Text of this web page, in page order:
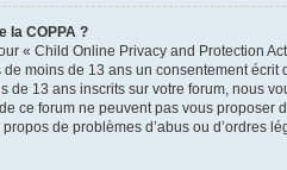
la COPPA ?
« Child Online Privacy and Protection
moins de 13 ans un consentement
de 13 ans inscrits sur votre forum, nous
ce forum ne peuvent pas vous proposer
de problèmes d’abus ou d’ordres